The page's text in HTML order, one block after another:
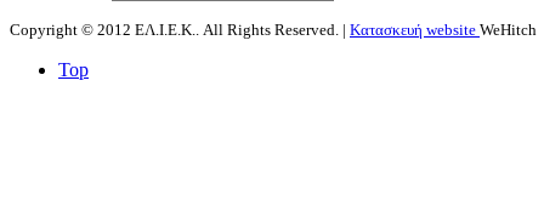
Copyright © 2012 ΕΛ.Ι.Ε.Κ.. All Rights Reserved. | Κατασκευή website WeHitch
Top